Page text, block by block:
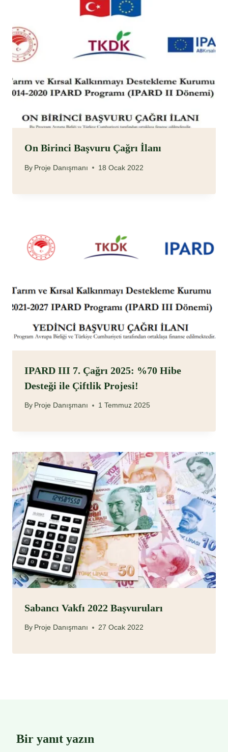
On Birinci Başvuru Çağrı İlanı
By Proje Danışmanı 18 Ocak 2022
IPARD III 7. Çağrı 2025: %70 Hibe
Desteği ile Çiftlik Projesi!
By Proje Danışmanı 1 Temmuz 2025
Sabancı Vakfı 2022 Başvuruları
By Proje Danışmanı 27 Ocak 2022
Bir yanıt yazın